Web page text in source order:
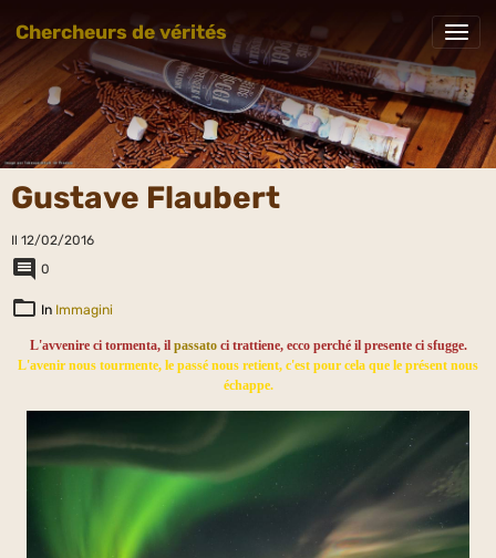
Chercheurs de vérités
Gustave Flaubert
Il 12/02/2016
0
In Immagini
L'avvenire ci tormenta, il passatoci trattiene, ecco perché il presente ci sfugge.
L'avenir nous tourmente, le passé nous retient, c'est pour cela que le présent nous
échappe.